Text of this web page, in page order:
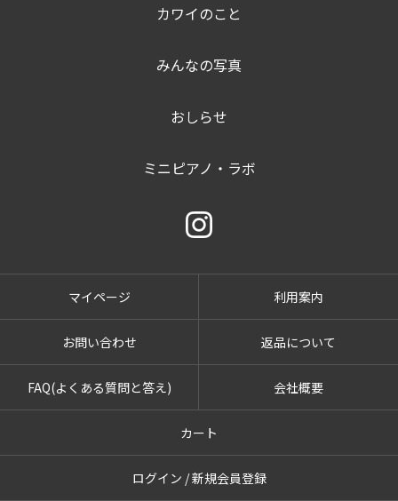
カワイのこと
みんなの写真
おしらせ
ミニピアノ・ラボ
マイページ 利用案内
お問い合わせ 返品について
FAQ(よくある質問と答え) 会社概要
カート
ログイン / 新規会員登録